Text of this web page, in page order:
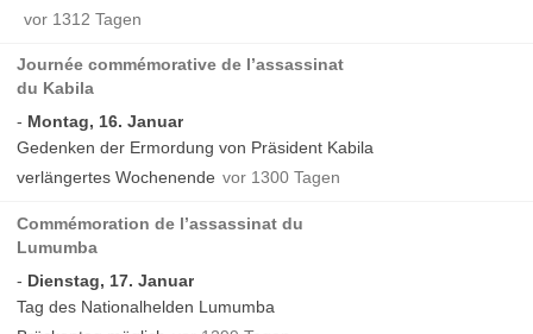
vor 1312 Tagen
Journée commémorative de l’assassinat
du Kabila
Montag, 16. Januar
Gedenken der Ermordung von Präsident Kabila
verlängertes Wochenende vor 1300 Tagen
Commémoration de l’assassinat du
Lumumba
Dienstag, 17. Januar
Tag des Nationalhelden Lumumba